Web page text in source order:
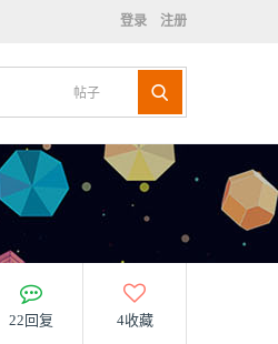
登录 注册
帖子
22回复 4收藏